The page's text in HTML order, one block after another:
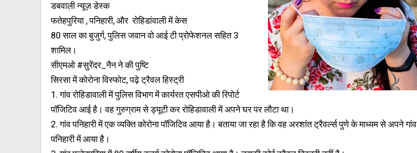
डबवाली न्यूज़ डेस्क
फतेहपुरिया , पनिहारी, और रोहिडांवाली में केस
80 साल का बुजुर्ग, पुलिस जवान वो आई टी प्रोफेशनल सहित 3
शामिल।
सीएमओ #सुरेंदर_नैन ने की पुष्टि
सिरसा में कोरोना विस्फोट, पढ़े ट्रैवल हिस्ट्री
1. गांव रोहिडावाली में पुलिस विभाग में कार्यरत एसपीओ की रिपोर्ट
पॉजिटिव आई है। वह गुरुग्राम से ड्यूटी कर रोहिडावाली में अपने घर पर लौटा ​था।
2. गांव पनिहारी में एक व्यक्ति कोरोना पॉजिटिव आया है। बताया जा रहा है कि वह अरशांत ट्रैवर्ल्स पुणे के माध्यम से अपने गांव
पनिहारी में आया है।